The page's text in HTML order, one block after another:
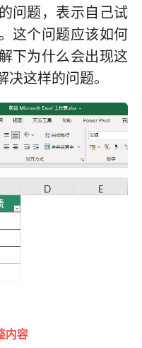
问题，表示自己试
这个问题应该如何
下为什么会出现这
这样的问题。
内容